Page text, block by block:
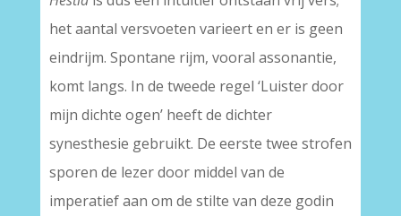
het aantal versvoeten varieert en er is geen
eindrijm. Spontane rijm, vooral assonantie,
komt langs. In de tweede regel ‘Luister door
mijn dichte ogen’ heeft de dichter
synesthesie gebruikt. De eerste twee strofen
sporen de lezer door middel van de
imperatief aan om de stilte van deze godin